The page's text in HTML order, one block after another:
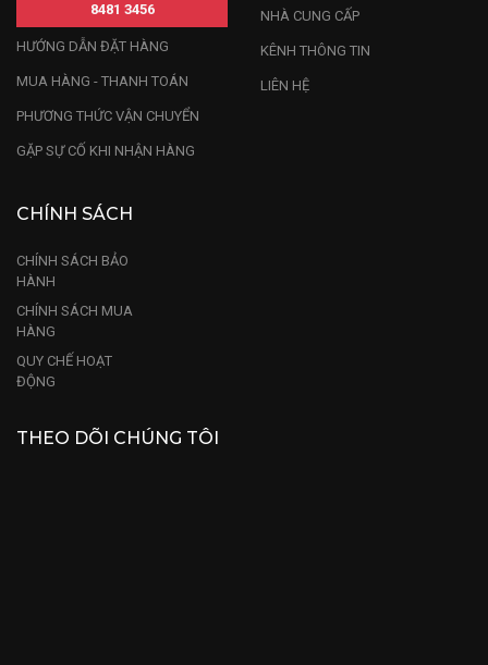
8481 3456
HƯỚNG DẪN ĐẶT HÀNG
MUA HÀNG - THANH TOÁN
PHƯƠNG THỨC VẬN CHUYỂN
GẶP SỰ CỐ KHI NHẬN HÀNG
NHÀ CUNG CẤP
KÊNH THÔNG TIN
LIÊN HỆ
CHÍNH SÁCH
CHÍNH SÁCH BẢO
HÀNH
CHÍNH SÁCH MUA
HÀNG
QUY CHẾ HOẠT
ĐỘNG
THEO DÕI CHÚNG TÔI